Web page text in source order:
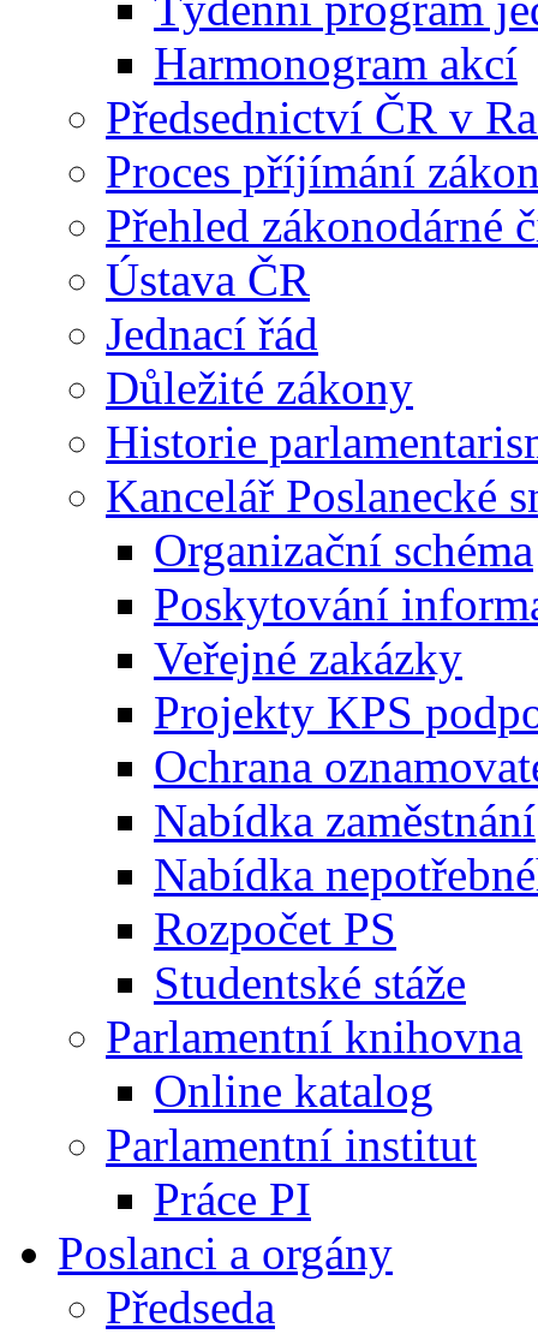
Harmonogram akcí
Předsednictví ČR v
Proces příjímání
Přehled zákonodárné
Ústava ČR
Jednací řád
Důležité zákony
Historie
Kancelář Poslanecké
Organizační schéma
Poskytování
Veřejné zakázky
Projekty KPS
Ochrana
Nabídka zaměstnání
Nabídka
Rozpočet PS
Studentské stáže
Parlamentní knihovna
Online katalog
Parlamentní institut
Práce PI
Poslanci a orgány
Předseda